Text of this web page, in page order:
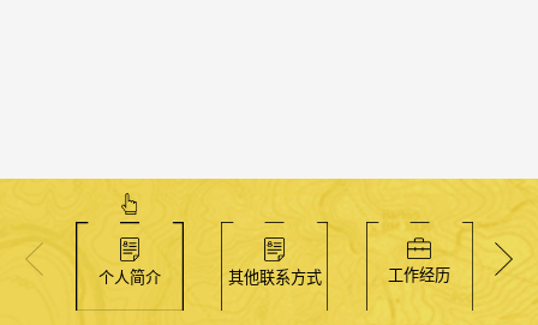
个人简介 其他联系方式 工作经历